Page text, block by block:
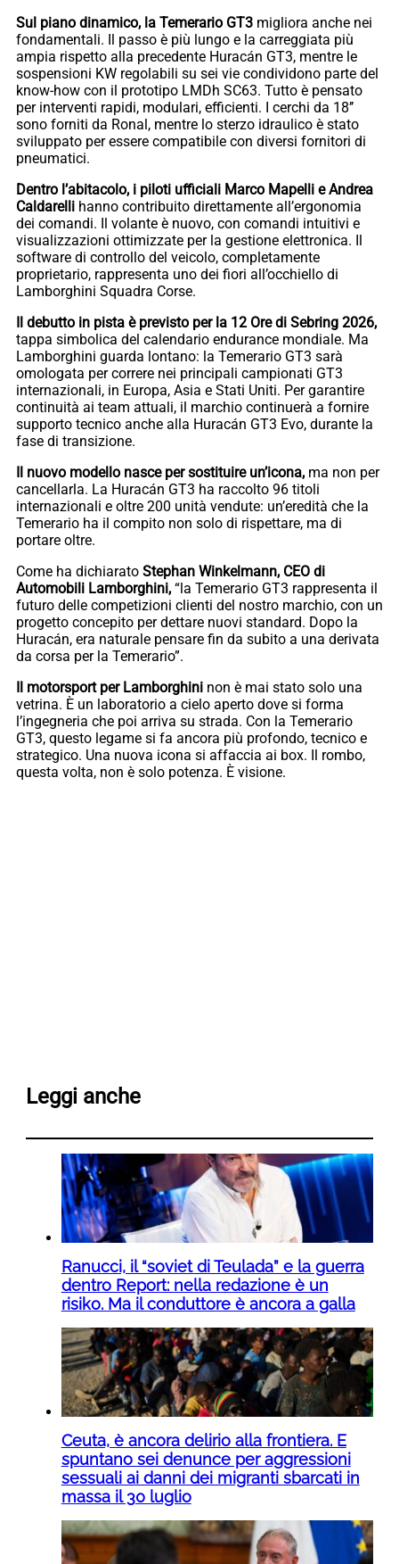
Sul piano dinamico, la Temerario GT3 migliora anche nei
fondamentali. Il passo è più lungo e la carreggiata più
ampia rispetto alla precedente Huracán GT3, mentre le
sospensioni KW regolabili su sei vie condividono parte del
know-how con il prototipo LMDh SC63. Tutto è pensato
per interventi rapidi, modulari, efficienti. I cerchi da 18’’
sono forniti da Ronal, mentre lo sterzo idraulico è stato
sviluppato per essere compatibile con diversi fornitori di
pneumatici.
Dentro l’abitacolo, i piloti ufficiali Marco Mapelli e Andrea
Caldarelli hanno contribuito direttamente all’ergonomia
dei comandi. Il volante è nuovo, con comandi intuitivi e
visualizzazioni ottimizzate per la gestione elettronica. Il
software di controllo del veicolo, completamente
proprietario, rappresenta uno dei fiori all’occhiello di
Lamborghini Squadra Corse.
Il debutto in pista è previsto per la 12 Ore di Sebring 2026,
tappa simbolica del calendario endurance mondiale. Ma
Lamborghini guarda lontano: la Temerario GT3 sarà
omologata per correre nei principali campionati GT3
internazionali, in Europa, Asia e Stati Uniti. Per garantire
continuità ai team attuali, il marchio continuerà a fornire
supporto tecnico anche alla Huracán GT3 Evo, durante la
fase di transizione.
Il nuovo modello nasce per sostituire un’icona, ma non per
cancellarla. La Huracán GT3 ha raccolto 96 titoli
internazionali e oltre 200 unità vendute: un’eredità che la
Temerario ha il compito non solo di rispettare, ma di
portare oltre.
Come ha dichiarato Stephan Winkelmann, CEO di
Automobili Lamborghini, “la Temerario GT3 rappresenta il
futuro delle competizioni clienti del nostro marchio, con un
progetto concepito per dettare nuovi standard. Dopo la
Huracán, era naturale pensare fin da subito a una derivata
da corsa per la Temerario”.
Il motorsport per Lamborghini non è mai stato solo una
vetrina. È un laboratorio a cielo aperto dove si forma
l’ingegneria che poi arriva su strada. Con la Temerario
GT3, questo legame si fa ancora più profondo, tecnico e
strategico. Una nuova icona si affaccia ai box. Il rombo,
questa volta, non è solo potenza. È visione.
Leggi anche
Ranucci, il “soviet di Teulada” e la guerra
dentro Report: nella redazione è un
risiko. Ma il conduttore è ancora a galla
Ceuta, è ancora delirio alla frontiera. E
spuntano sei denunce per aggressioni
sessuali ai danni dei migranti sbarcati in
massa il 30 luglio